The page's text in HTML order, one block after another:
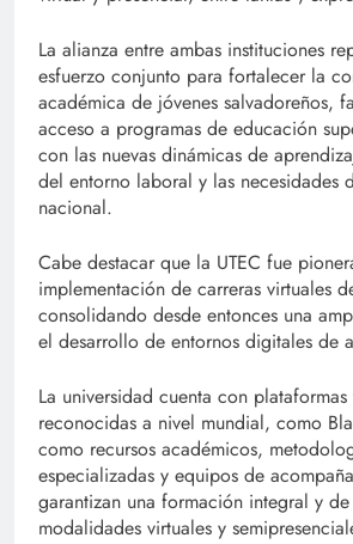
La alianza entre ambas instituciones
esfuerzo conjunto para fortalecer la
académica de jóvenes salvadoreños,
acceso a programas de educación
con las nuevas dinámicas de
del entorno laboral y las necesidades
nacional.
Cabe destacar que la UTEC fue
implementación de carreras virtuales
consolidando desde entonces una
el desarrollo de entornos digitales de
La universidad cuenta con
reconocidas a nivel mundial, como
como recursos académicos,
especializadas y equipos de
garantizan una formación integral y
modalidades virtuales y